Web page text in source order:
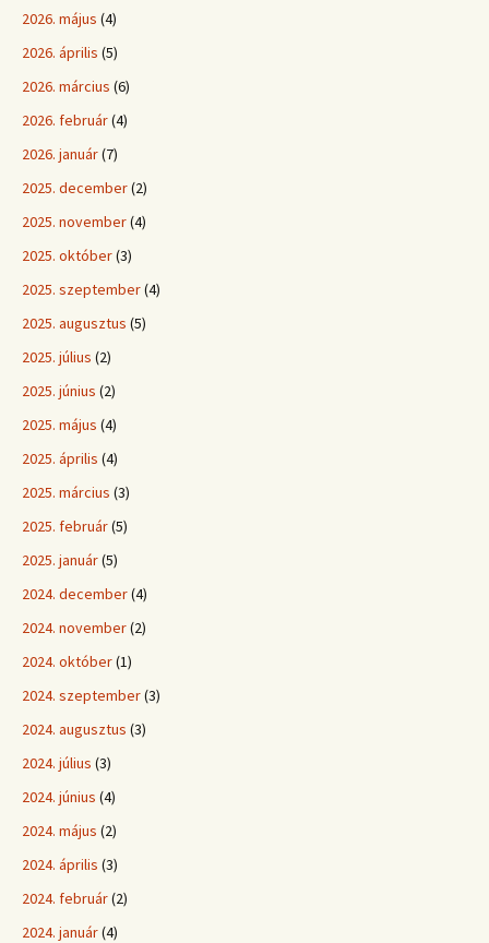
2026. május (4)
2026. április (5)
2026. március (6)
2026. február(4)
2026. január(7)
2025. december(2)
2025. november(4)
2025. október(3)
2025. szeptember(4)
2025. augusztus (5)
2025. július (2)
2025. június (2)
2025. május (4)
2025. április (4)
2025. március (3)
2025. február(5)
2025. január(5)
2024. december(4)
2024. november(2)
2024. október(1)
2024. szeptember(3)
2024. augusztus (3)
2024. július (3)
2024. június (4)
2024. május (2)
2024. április (3)
2024. február(2)
2024. január(4)